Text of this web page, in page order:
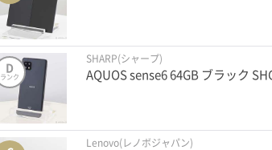
D
ランク
SHARP(シャープ)
AQUOS sense6 64GB ブラック
Lenovo(レノボジャパン)